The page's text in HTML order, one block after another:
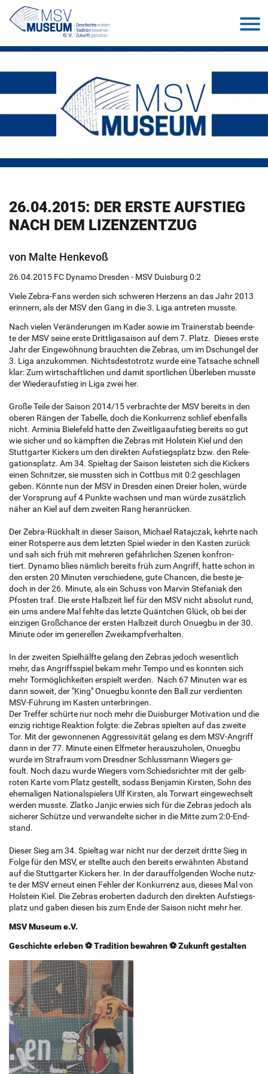
26.04.2015: DER ERSTE AUF­STIEG
NACH DEM LI­ZEN­Z­ENT­ZUG
von Malte Hen­ke­voß
26.04.2015 FC Dy­na­mo Dres­den - MSV Duis­burg 0:2
Viele Zebra-Fans wer­den sich schwe­ren Her­zens an das Jahr 2013
er­in­nern, als der MSV den Gang in die 3. Liga an­tre­ten muss­te.
Nach vie­len Ver­än­de­run­gen im Kader sowie im Trai­ner­stab be­en­de­
te der MSV seine erste Dritt­li­gasai­son auf dem 7. Platz. Die­ses erste
Jahr der Ein­ge­wöh­nung brauch­ten die Ze­bras, um im Dschun­gel der
3. Liga an­zu­kom­men. Nichts­de­sto­trotz wurde eine Tat­sa­che schnell
klar: Zum wirt­schaft­li­chen und damit sport­li­chen Über­le­ben muss­te
der Wie­der­auf­stieg in Liga zwei her.
Große Teile der Sai­son 2014/15 ver­brach­te der MSV be­reits in den
obe­ren Rän­gen der Ta­bel­le, doch die Kon­kur­renz schlief eben­falls
nicht. Ar­mi­nia Bie­le­feld hatte den Zweit­li­gaauf­stieg be­reits so gut
wie si­cher und so kämpf­ten die Ze­bras mit Hol­stein Kiel und den
Stutt­gar­ter Kickers um den di­rek­ten Auf­stiegs­platz bzw. den Re­le­
ga­ti­ons­platz. Am 34. Spiel­tag der Sai­son leis­te­ten sich die Kickers
einen Schnit­zer, sie muss­ten sich in Cott­bus mit 0:2 ge­schla­gen
geben. Könn­te nun der MSV in Dres­den einen Drei­er holen, würde
der Vor­sprung auf 4 Punk­te wach­sen und man würde zu­sätz­lich
näher an Kiel auf dem zwei­ten Rang her­an­rücken.
Der Zebra-Rück­halt in die­ser Sai­son, Mi­cha­el Ra­ta­jcz­ak, kehr­te nach
einer Rotsper­re aus dem letz­ten Spiel wie­der in den Kas­ten zu­rück
und sah sich früh mit meh­re­ren ge­fähr­li­chen Sze­nen kon­fron­
tiert. Dy­na­mo blies näm­lich be­reits früh zum An­griff, hatte schon in
den ers­ten 20 Mi­nu­ten ver­schie­de­ne, gute Chan­cen, die beste je­
doch in der 26. Mi­nu­te, als ein Schuss von Mar­vin Ste­fa­ni­ak den
Pfos­ten traf. Die erste Halb­zeit lief für den MSV nicht ab­so­lut rund,
ein ums an­de­re Mal fehl­te das letz­te Quänt­chen Glück, ob bei der
ein­zi­gen Groß­chan­ce der ers­ten Halb­zeit durch Onueg­bu in der 30.
Mi­nu­te oder im ge­ne­rel­len Zwei­kampf­ver­hal­ten.
In der zwei­ten Spiel­hälf­te ge­lang den Ze­bras je­doch we­sent­lich
mehr, das An­griffss­piel bekam mehr Tempo und es konn­ten sich
mehr Tor­mög­lich­kei­ten er­spielt wer­den. Nach 67 Mi­nu­ten war es
dann so­weit, der "King" Onueg­bu konn­te den Ball zur ver­dien­ten
MSV-Füh­rung im Kas­ten un­ter­brin­gen.
Der Tref­fer schür­te nur noch mehr die Duis­bur­ger Mo­ti­va­ti­on und die
ein­zig rich­ti­ge Re­ak­ti­on folg­te: die Ze­bras spiel­ten auf das zwei­te
Tor. Mit der ge­won­ne­nen Ag­gres­si­vi­tät ge­lang es dem MSV-An­griff
dann in der 77. Mi­nu­te einen Elf­me­ter her­aus­zu­ho­len, Onueg­bu
wurde im Straf­raum vom Dresd­ner Schluss­mann Wie­gers ge­
foult. Noch dazu wurde Wie­gers vom Schieds­rich­ter mit der gelb-
roten Karte vom Platz ge­stellt, so­dass Ben­ja­min Kirs­ten, Sohn des
ehe­ma­li­gen Na­tio­nal­spie­lers Ulf Kirs­ten, als Tor­wart ein­ge­wech­selt
wer­den muss­te. Zlat­ko Janjic er­wies sich für die Ze­bras je­doch als
si­che­rer Schüt­ze und ver­wan­del­te si­cher in die Mitte zum 2:0-End­
stand.
Die­ser Sieg am 34. Spiel­tag war nicht nur der der­zeit drit­te Sieg in
Folge für den MSV, er stell­te auch den be­reits er­wähn­ten Ab­stand
auf die Stutt­gar­ter Kickers her. In der dar­auf­fol­gen­den Woche nutz­
te der MSV er­neut einen Feh­ler der Kon­kur­renz aus, die­ses Mal von
Hol­stein Kiel. Die Ze­bras er­ober­ten da­durch den di­rek­ten Auf­stiegs­
platz und gaben die­sen bis zum Ende der Sai­son nicht mehr her.
MSV Mu­­­­­­­­­­­­­­­­­­­­­­­­­­­­­­­­­­se­um e.V.
Ge­­­­­­­­­­­­­­­­­­­­­­­­­­­­­­­­­­schich­te er­le­­­­­­­­­­­­­­­­­­­­­­­­­­­­­­­­­­ben ⚽ Tra­­­­­­­­­­­­­­­­­­­­­­­­­­­­­­­­­­di­ti­on be­­­­­­­­­­­­­­­­­­­­­­­­­­­­­­­­­­wah­ren ⚽ Zu­­­­­­­­­­­­­­­­­­­­­­­­­­­­­­­­­­kunft ge­­­­­­­­­­­­­­­­­­­­­­­­­­­­­­­­­­stal­ten